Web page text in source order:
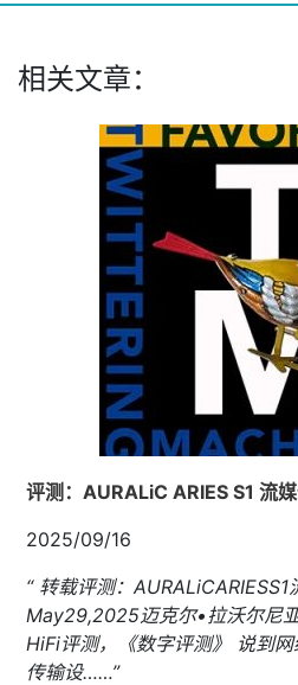
相关文章：
评测：AURALiC ARIES S1 流
2025/09/16
“ 转载评测：AURALiCARIESS1
May29,2025迈克尔•拉沃尔尼
HiFi评测，《数字评测》 说到
传输设……”